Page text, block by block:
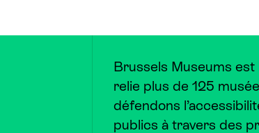
Brussels Museums est
relie plus de 125
défendons
publics à travers des